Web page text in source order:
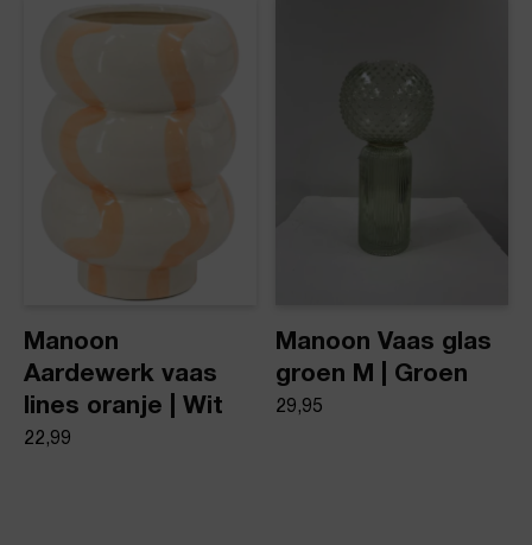
Manoon
Aardewerk vaas
lines oranje | Wit
22,99
Manoon Vaas glas
groen M | Groen
29,95